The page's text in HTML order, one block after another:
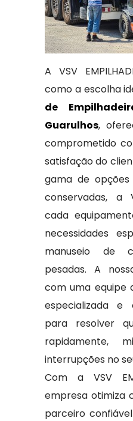
A VSV
como a escolha
de
Guarulhos,
comprometido
satisfação do
gama de
conservadas, a
cada
necessidades
manuseio de
pesadas. A
com uma equipe
especializada e
para resolver
rapidamente,
interrupções no
Com a VSV
empresa otimiza
parceiro